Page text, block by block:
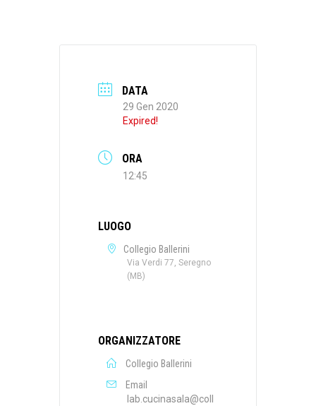
DATA
29 Gen 2020
Expired!
ORA
12:45
LUOGO
Collegio Ballerini
Via Verdi 77, Seregno
(MB)
ORGANIZZATORE
Collegio Ballerini
Email
lab.cucinasala@coll